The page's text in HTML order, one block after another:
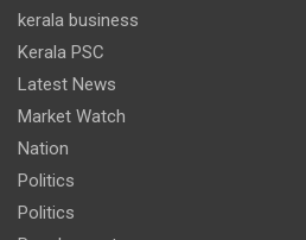
kerala business
Kerala PSC
Latest News
Market Watch
Nation
Politics
Politics